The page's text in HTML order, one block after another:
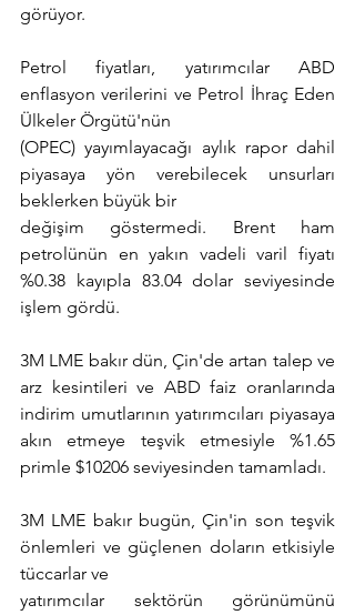
görüyor.
Petrol fiyatları, yatırımcılar ABD
enflasyon verilerini ve Petrol İhraç Eden
Ülkeler Örgütü'nün
(OPEC) yayımlayacağı aylık rapor dahil
piyasaya yön verebilecek unsurları
beklerken büyük bir
değişim göstermedi. Brent ham
petrolünün en yakın vadeli varil fiyatı
%0.38 kayıpla 83.04 dolar seviyesinde
işlem gördü.
3M LME bakır dün, Çin'de artan talep ve
arz kesintileri ve ABD faiz oranlarında
indirim umutlarının yatırımcıları piyasaya
akın etmeye teşvik etmesiyle %1.65
primle $10206 seviyesinden tamamladı.
3M LME bakır bugün, Çin'in son teşvik
önlemleri ve güçlenen doların etkisiyle
tüccarlar ve
yatırımcılar sektörün görünümünü